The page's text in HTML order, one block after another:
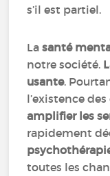
s’il est partiel.
La santé
notre société.
usante.
l’existence
amplifier les
rapidement
toutes les